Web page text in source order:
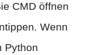
CMD öffnen
Wenn
Python